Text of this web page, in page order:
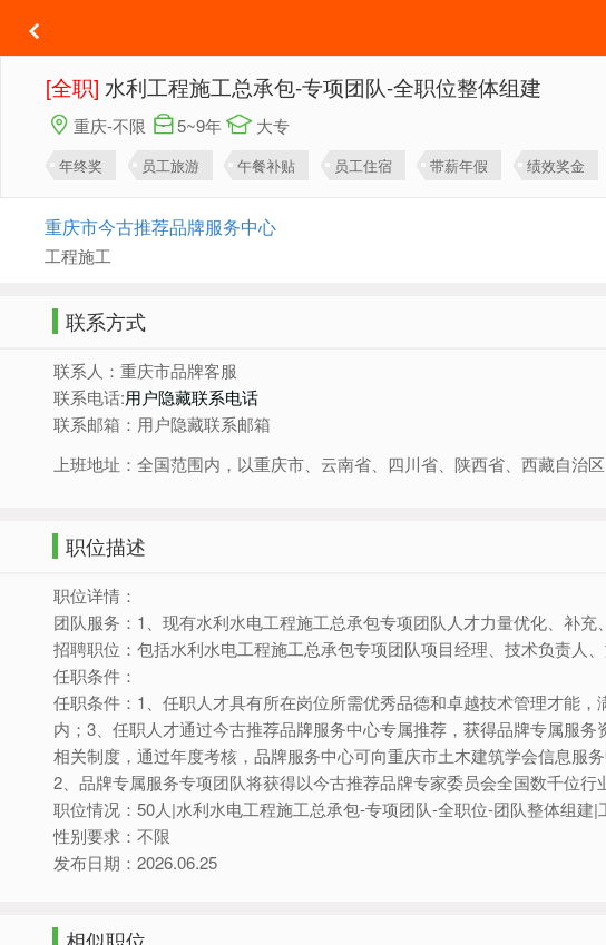
[全职] 水利工程施工总承包-专项团队-全职位整体组建
重庆-不限
5~9年 大专
年终奖 员工旅游 午餐补贴 员工住宿 带薪年假 绩效奖金
重庆市今古推荐品牌服务中心
工程施工
联系方式
联系人：重庆市品牌客服
联系电话:用户隐藏联系电话
联系邮箱：用户隐藏联系邮箱
上班地址：全国范围内，以重庆市、云南省、四川省、陕西省、西藏自治
职位描述
职位详情：
团队服务：1、现有水利水电工程施工总承包专项团队人才力量优化、补
招聘职位：包括水利水电工程施工总承包专项团队项目经理、技术负责人
任职条件：
任职条件：1、任职人才具有所在岗位所需优秀品德和卓越技术管理才能
内；3、任职人才通过今古推荐品牌服务中心专属推荐，获得品牌专属服
相关制度，通过年度考核，品牌服务中心可向重庆市土木建筑学会信息服
2、品牌专属服务专项团队将获得以今古推荐品牌专家委员会全国数千位
职位情况：50人|水利水电工程施工总承包-专项团队-全职位-团队整体组建|
性别要求：不限
发布日期：2026.06.25
相似职位